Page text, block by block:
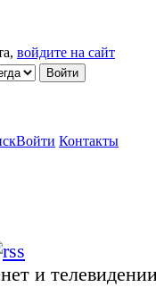
войдите на сайт
Войти Контакты
и